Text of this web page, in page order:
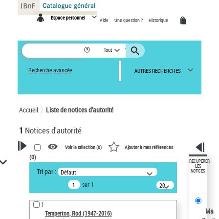
Espace personnel Aide Une question ? Historique
Tout
Recherche avancée AUTRES RECHERCHES
Accueil Liste de notices d’autorité
1 Notices d'autorité
VOTRE RECHERCHE
Recherche avancée dans les
notices d’autorité
Œuvres liées à l'auteur :
Temperton, Rod (1947-2016)
Voir la sélection (0) Ajouter à mes références
(0)
Tri par : Défaut
sur 1
20
résultats/page
1
Temperton, Rod (1947-2016)
RÉCUPÉRER
LES
NOTICES
Ma
Panneau de gestion des cookies